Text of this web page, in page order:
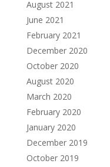
August 2021
June 2021
February 2021
December 2020
October 2020
August 2020
March 2020
February 2020
January 2020
December 2019
October 2019